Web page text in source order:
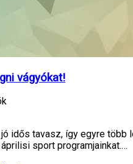
vágyókat!
idős tavasz, így egyre
sport programjainkat.…